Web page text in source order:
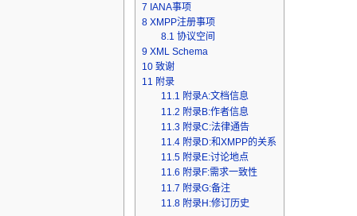
7 IANA事项
8 XMPP注册事项
8.1 协议空间
9 XML Schema
10 致谢
11 附录
11.1 附录A:文档信息
11.2 附录B:作者信息
11.3 附录C:法律通告
11.4 附录D:和XMPP的关系
11.5 附录E:讨论地点
11.6 附录F:需求一致性
11.7 附录G:备注
11.8 附录H:修订历史